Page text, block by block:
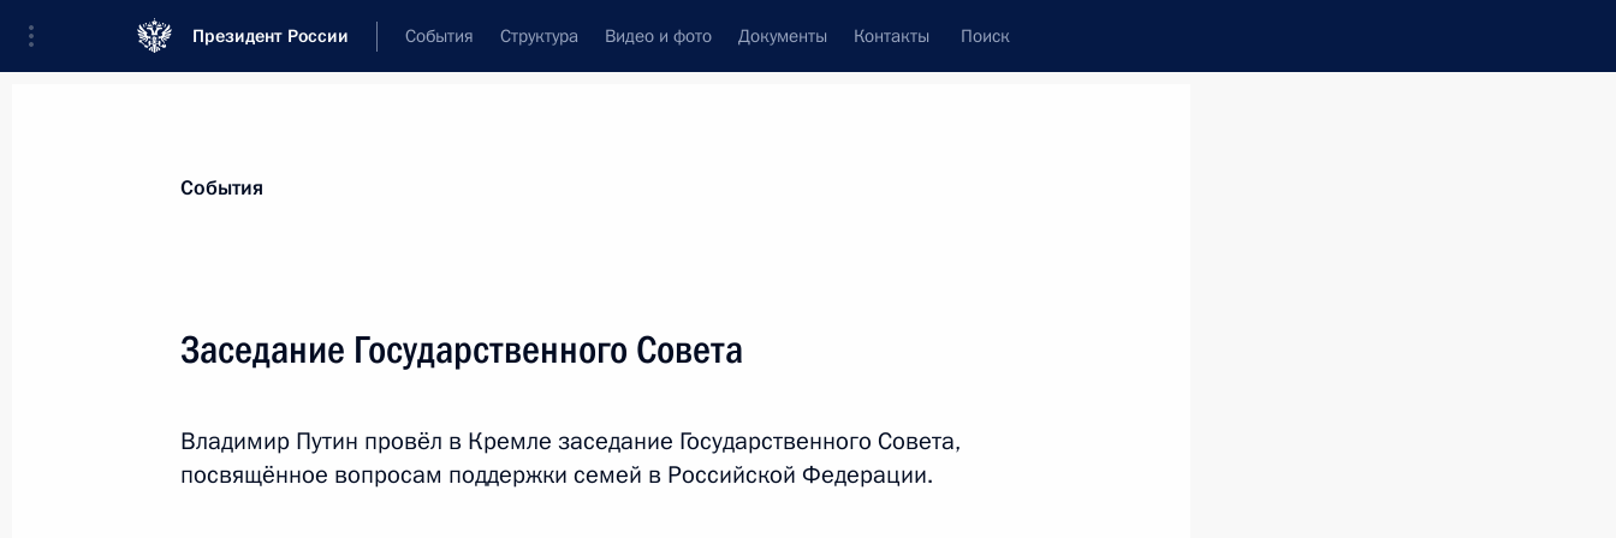
Президент России События Структура Видео и фото Документы Контакты Поиск
«Единая Россия» в Государственной Думе
Лента событий Подписаться на ленту
События
Заседание Государственного Совета
Владимир Путин провёл в Кремле заседание Государственного Совета,
посвящённое вопросам поддержки семей в Российской Федерации.